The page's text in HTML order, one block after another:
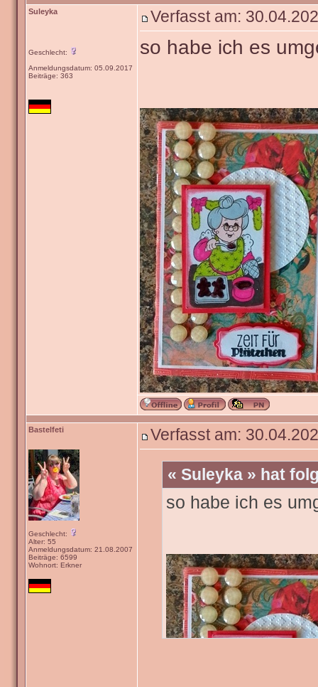
Suleyka
Geschlecht:
Anmeldungsdatum: 05.09.2017
Beiträge: 363
Verfasst am:
so habe ich es
Bastelfeti
Geschlecht:
Alter: 55
Anmeldungsdatum: 21.08.2007
Beiträge: 6599
Wohnort: Erkner
Verfasst am:
« Suleyka » hat
so habe ich es